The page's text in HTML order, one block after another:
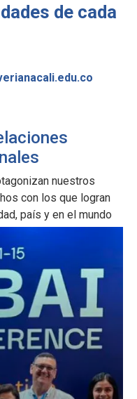
de cada
nuestros
con los que logran
país y en el mundo